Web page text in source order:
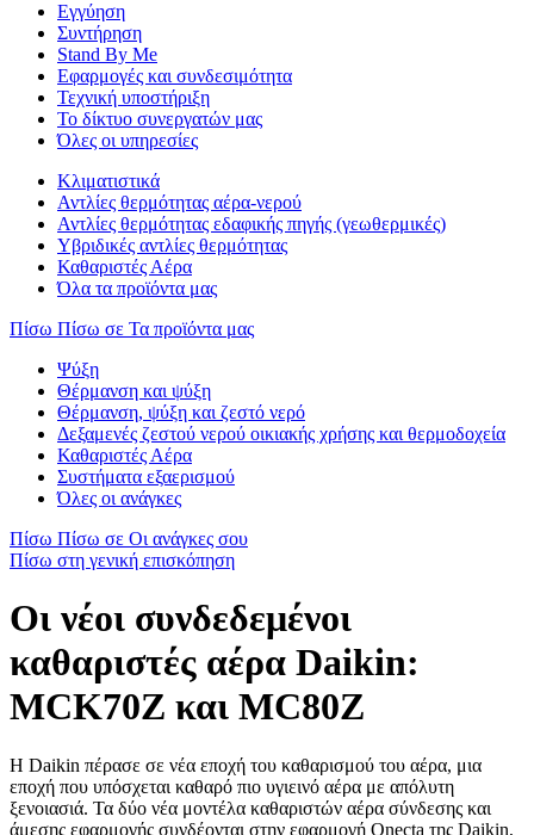
Εγγύηση
Συντήρηση
Stand By Me
Εφαρμογές και συνδεσιμότητα
Τεχνική υποστήριξη
Το δίκτυο συνεργατών μας
Όλες οι υπηρεσίες
Κλιματιστικά
Αντλίες θερμότητας αέρα-νερού
Αντλίες θερμότητας εδαφικής πηγής (γεωθερμικές)
Υβριδικές αντλίες θερμότητας
Καθαριστές Αέρα
Όλα τα προϊόντα μας
Πίσω Πίσω σε Τα προϊόντα μας
Ψύξη
Θέρμανση και ψύξη
Θέρμανση, ψύξη και ζεστό νερό
Δεξαμενές ζεστού νερού οικιακής χρήσης και θερμοδοχεία
Καθαριστές Αέρα
Συστήματα εξαερισμού
Όλες οι ανάγκες
Πίσω Πίσω σε Οι ανάγκες σου
Πίσω στη γενική επισκόπηση
Οι νέοι συνδεδεμένοι
καθαριστές αέρα Daikin:
MCK70Z και MC80Z​
Η Daikin πέρασε σε νέα εποχή του καθαρισμού του αέρα, μια
εποχή που υπόσχεται καθαρό πιο υγιεινό αέρα με απόλυτη
ξενοιασιά. Τα δύο νέα μοντέλα καθαριστών αέρα σύνδεσης και
άμεσης εφαρμογής συνδέονται στην εφαρμογή Onecta της Daikin,